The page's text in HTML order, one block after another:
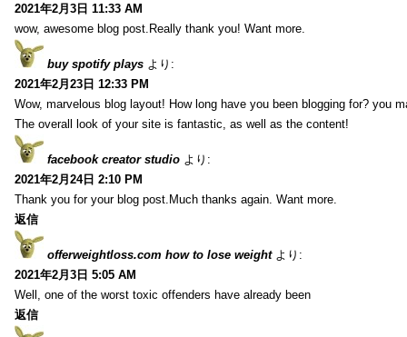
2021年2月3日 11:33 AM
wow, awesome blog post.Really thank you! Want more.
buy spotify plays より:
2021年2月23日 12:33 PM
Wow, marvelous blog layout! How long have you been blogging for? you
The overall look of your site is fantastic, as well as the content!
facebook creator studio より:
2021年2月24日 2:10 PM
Thank you for your blog post.Much thanks again. Want more.
返信
offerweightloss.com how to lose weight より:
2021年2月3日 5:05 AM
Well, one of the worst toxic offenders have already been
返信